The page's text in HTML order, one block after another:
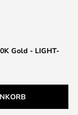
Gold - LIGHT-